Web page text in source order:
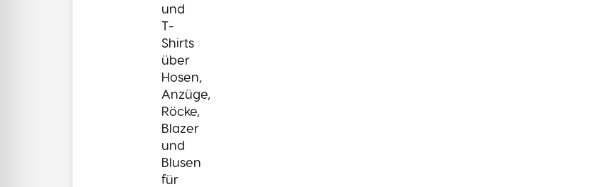
und
T-
Shirts
über
Hosen,
Anzüge,
Röcke,
Blazer
und
Blusen
für